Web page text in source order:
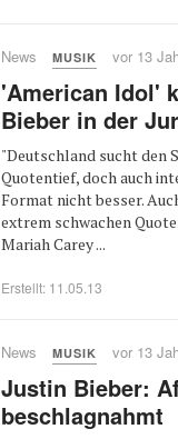
News MUSIK vor 13
'American Idol'
Bieber in der
"Deutschland sucht den
Quotentief, doch auch
Format nicht besser.
extrem schwachen
Mariah Carey ...
Erstellt: 11.05.13
News MUSIK vor 13
Justin Bieber:
beschlagnahmt